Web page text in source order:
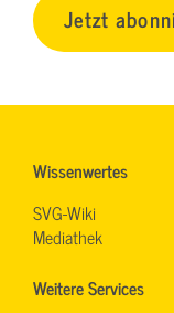
Jetzt
Wissenwertes
SVG-Wiki
Mediathek
Weitere Services